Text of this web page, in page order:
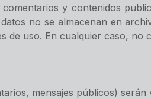
y contenidos
no se almacenan en
uso. En cualquier caso, no
mensajes públicos)